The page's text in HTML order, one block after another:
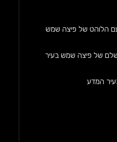
הלוהט של פיצה שמש
של פיצה שמש בעיר
המדע